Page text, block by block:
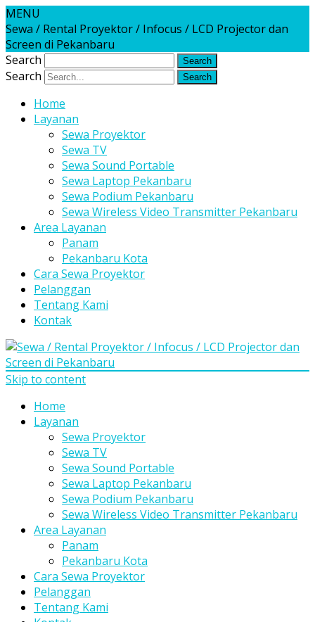
MENU
Sewa / Rental Proyektor / Infocus / LCD Projector dan
Screen di Pekanbaru
Search
Search
Home
Layanan
Sewa Proyektor
Sewa TV
Sewa Sound Portable
Sewa Laptop Pekanbaru
Sewa Podium Pekanbaru
Sewa Wireless Video Transmitter Pekanbaru
Area Layanan
Panam
Pekanbaru Kota
Cara Sewa Proyektor
Pelanggan
Tentang Kami
Kontak
Skip to content
Home
Layanan
Sewa Proyektor
Sewa TV
Sewa Sound Portable
Sewa Laptop Pekanbaru
Sewa Podium Pekanbaru
Sewa Wireless Video Transmitter Pekanbaru
Area Layanan
Panam
Pekanbaru Kota
Cara Sewa Proyektor
Pelanggan
Tentang Kami